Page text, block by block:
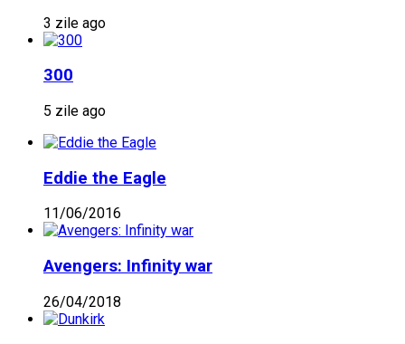
3 zile ago
300
5 zile ago
Eddie the Eagle
11/06/2016
Avengers: Infinity war
26/04/2018